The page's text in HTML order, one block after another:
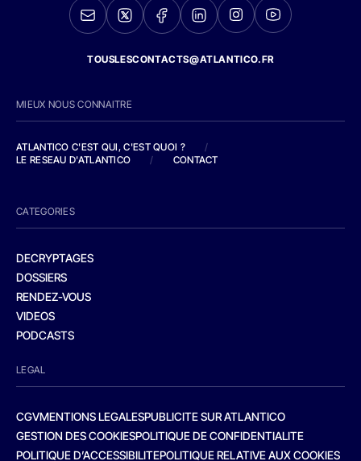
TOUSLESCONTACTS@ATLANTICO.FR
MIEUX NOUS CONNAITRE
ATLANTICO C'EST QUI, C'EST QUOI ?
/
LE RESEAU D'ATLANTICO
/ CONTACT
CATEGORIES
DECRYPTAGES
DOSSIERS
RENDEZ-VOUS
VIDEOS
PODCASTS
LEGAL
CGVMENTIONS LEGALESPUBLICITE SUR ATLANTICO
GESTION DES COOKIESPOLITIQUE DE CONFIDENTIALITE
POLITIQUE D’ACCESSIBILITEPOLITIQUE RELATIVE AUX COOKIES